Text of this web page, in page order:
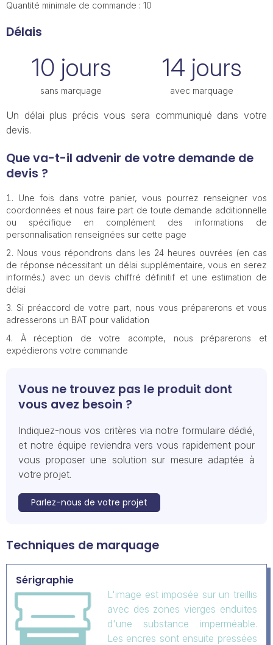
Quantité minimale de commande : 10
Délais
10 jours
sans marquage
14 jours
avec marquage
Un délai plus précis vous sera communiqué dans votre
devis.
Que va-t-il advenir de votre demande de
devis ?
Une fois dans votre panier, vous pourrez renseigner vos
coordonnées et nous faire part de toute demande additionnelle
ou spécifique en complément des informations de
personnalisation renseignées sur cette page
Nous vous répondrons dans les 24 heures ouvrées (en cas
de réponse nécessitant un délai supplémentaire, vous en serez
informés.) avec un devis chiffré définitif et une estimation de
délai
Si préaccord de votre part, nous vous préparerons et vous
adresserons un BAT pour validation
À réception de votre acompte, nous préparerons et
expédierons votre commande
Vous ne trouvez pas le produit dont
vous avez besoin ?
Indiquez-nous vos critères via notre formulaire dédié,
et notre équipe reviendra vers vous rapidement pour
vous proposer une solution sur mesure adaptée à
votre projet.
Parlez-nous de votre projet
Techniques de marquage
Sérigraphie
L'image est imposée sur un treillis
avec des zones vierges enduites
d'une substance imperméable.
Les encres sont ensuite pressées